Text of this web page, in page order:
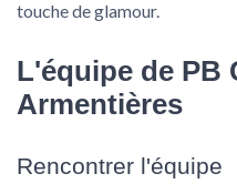
touche de glamour.
L'équipe de PB
Armentières
Rencontrer l'équipe